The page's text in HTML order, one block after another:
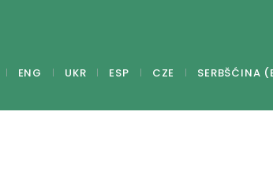
ENG UKR ESP CZE SERBŠĆINA